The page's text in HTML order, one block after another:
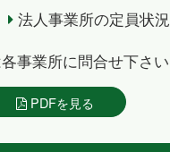
法人事業所の定員状況
事業所に問合せ下さい
PDFを見る